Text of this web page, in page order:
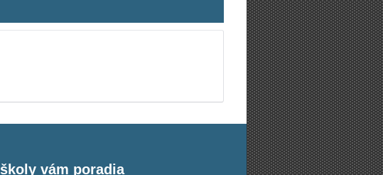
vám poradia